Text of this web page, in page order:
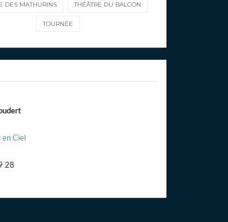
DES MATHURINS THÉÂTRE DU BALCON
TOURNÉE
Ciel
28